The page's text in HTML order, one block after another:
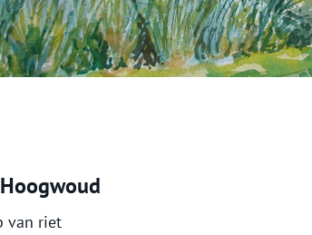
van riet